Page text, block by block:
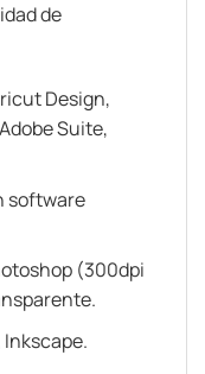
de
Design,
Suite,
software
(300dpi